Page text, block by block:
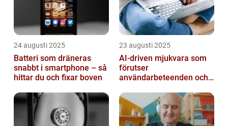
24 augusti 2025
Batteri som dräneras
snabbt i smartphone – så
hittar du och fixar boven
23 augusti 2025
AI-driven mjukvara som
förutser
användarbeteenden och